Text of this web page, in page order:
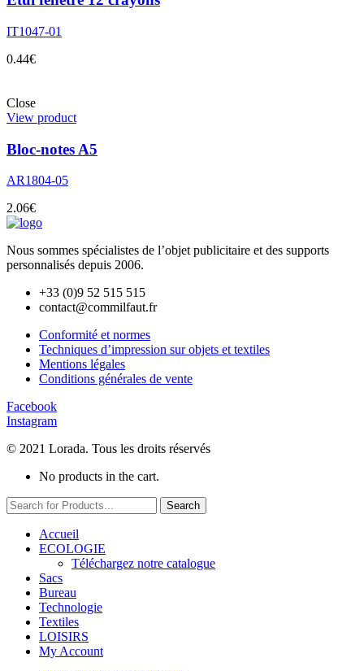
IT1047-01
0.44€
Close
View product
Bloc-notes A5
AR1804-05
2.06€
Nous sommes spécialistes de l’objet publicitaire et des supports
personnalisés depuis 2006.
+33 (0)9 52 515 515
contact@commilfaut.fr
Conformité et normes
Techniques d’impression sur objets et textiles
Mentions légales
Conditions générales de vente
Facebook
Instagram
© 2021 Lorada. Tous les droits réservés
No products in the cart.
Search
Accueil
ECOLOGIE
Téléchargez notre catalogue
Sacs
Bureau
Technologie
Textiles
LOISIRS
My Account